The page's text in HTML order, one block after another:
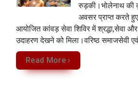
रुड़की।भोलेनाथ की
अवसर प्राप्त करते
आयोजित कांवड़ सेवा शिविर में श्रद्धा,सेवा
उदाहरण देखने को मिला‌।वरिष्ठ समाजसेवी एवं
Read More ›